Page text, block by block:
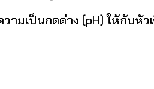
มเป็นกดด่าง (pH) ให้กับหัว